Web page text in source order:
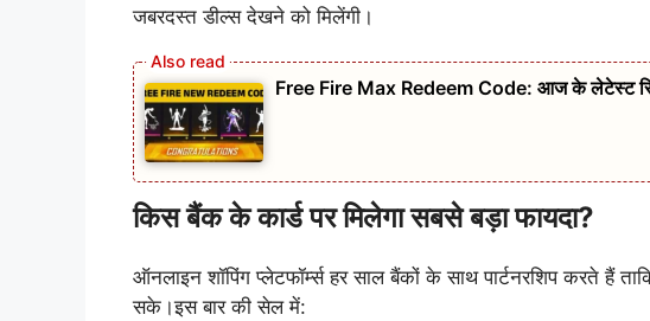
जबरदस्त डील्स देखने को मिलेंगी।
Free Fire Max Redeem Code: आज के लेटेस्ट
किस बैंक के कार्ड पर मिलेगा सबसे बड़ा फायदा?
ऑनलाइन शॉपिंग प्लेटफॉर्म्स हर साल बैंकों के साथ पार्टनरशिप करते हैं
सके।इस बार की सेल में: